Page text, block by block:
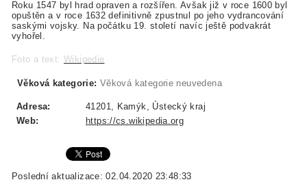
Roku 1547 byl hrad opraven a rozšířen. Avšak již v roce 1600 byl
opuštěn a v roce 1632 definitivně zpustnul po jeho vydrancování
saskými vojsky. Na počátku 19. století navíc ještě podvakrát
vyhořel.
Foto a text: Wikipedie
Věková kategorie: Věková kategorie neuvedena
Adresa:
41201, Kamýk, Ústecký kraj
Web:
https://cs.wikipedia.org
Poslední aktualizace: 02.04.2020 23:48:33